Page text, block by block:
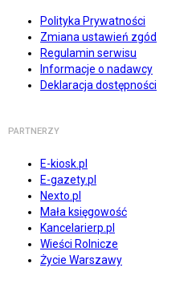
Polityka Prywatności
Zmiana ustawień zgód
Regulamin serwisu
Informacje o nadawcy
Deklaracja dostępności
PARTNERZY
E-kiosk.pl
E-gazety.pl
Nexto.pl
Mała księgowość
Kancelarierp.pl
Wieści Rolnicze
Życie Warszawy